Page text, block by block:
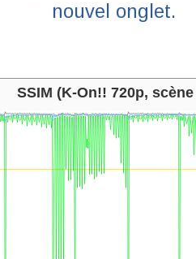
nouvel onglet.